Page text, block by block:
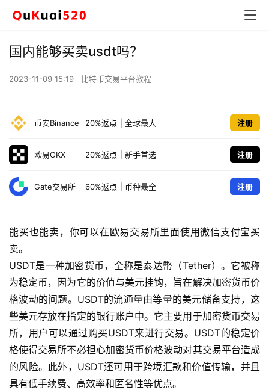
国内能够买卖usdt吗？
2023-11-09 15:19 比特币交易平台教程
币安Binance 20%返点 全球最大 注册
欧易OKX 20%返点 新手首选 注册
Gate交易所 60%返点 币种最全 注册
能买也能卖，你可以在欧易交易所里面使用微信支付宝买
卖。
USDT是一种加密货币，全称是泰达幣（Tether）。它被称
为稳定币，因为它的价值与美元挂钩，旨在解决加密货币价
格波动的问题。USDT的流通量由等量的美元储备支持，这
些美元存放在指定的银行账户中。它主要用于加密货币交易
所，用户可以通过购买USDT来进行交易。USDT的稳定价
格使得交易所不必担心加密货币价格波动对其交易平台造成
的风险。此外，USDT还可用于跨境汇款和价值传输，并且
具有低手续费、高效率和匿名性等优点。